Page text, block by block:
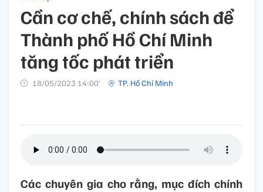
Cần cơ chế, chính sách để
Thành phố Hồ Chí Minh
tăng tốc phát triển
18/05/2023 14:00’ TP. Hồ Chí Minh
Các chuyên gia cho rằng, mục đích chính